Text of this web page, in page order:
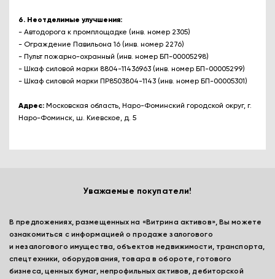
6. Неотделимые улучшения:
- Автодорога к промплощадке (инв. номер 2305)
- Ограждение Павильона 16 (инв. номер 2276)
- Пульт пожарно-охранный (инв. номер БП-00005298)
- Шкаф силовой марки 8804-11436963 (инв. номер БП-00005299)
- Шкаф силовой марки ПР8503804-1143 (инв. номер БП-00005301)
Адрес: Московская область, Наро-Фоминский городской округ, г.
Наро-Фоминск, ш. Киевское, д. 5
Уважаемые покупатели!
В предложениях, размещенных на «Витрина активов», Вы можете
ознакомиться с информацией о продаже залогового
и незалогового имущества, объектов недвижимости, транспорта,
спецтехники, оборудования, товара в обороте, готового
бизнеса, ценных бумаг, непрофильных активов, дебиторской